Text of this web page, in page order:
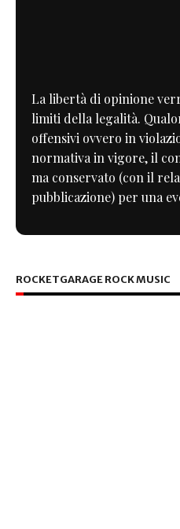
La libertà di opinione
limiti della legalità.
offensivi ovvero in
normativa in vigore, il
ma conservato (con il
pubblicazione) per una
ROCKETGARAGE ROCK MUSIC